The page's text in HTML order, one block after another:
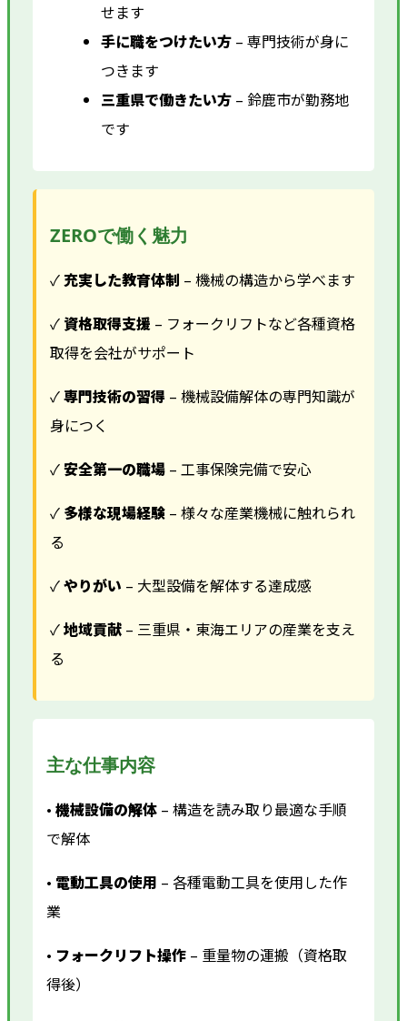
せます
手に職をつけたい方 – 専門技術が身に
つきます
三重県で働きたい方 – 鈴鹿市が勤務地
です
ZEROで働く魅力
✓充実した教育体制 – 機械の構造から学べます
✓資格取得支援 – フォークリフトなど各種資格
取得を会社がサポート
✓専門技術の習得 – 機械設備解体の専門知識が
身につく
✓安全第一の職場 – 工事保険完備で安心
✓ 多様な現場経験 – 様々な産業機械に触れられ
る
✓やりがい – 大型設備を解体する達成感
✓地域貢献 – 三重県・東海エリアの産業を支え
る
主な仕事内容
• 機械設備の解体 – 構造を読み取り最適な手順
で解体
• 電動工具の使用 – 各種電動工具を使用した作
業
• フォークリフト操作 – 重量物の運搬（資格取
得後）